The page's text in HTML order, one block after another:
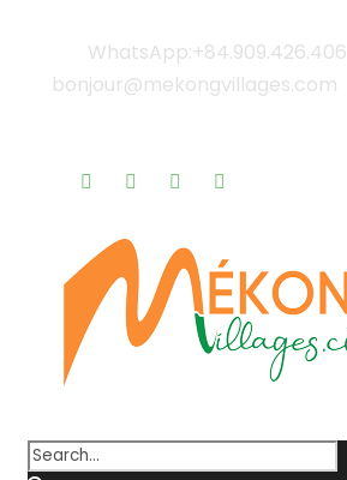
WhatsApp:+84.909.426.406
bonjour@mekongvillages.com